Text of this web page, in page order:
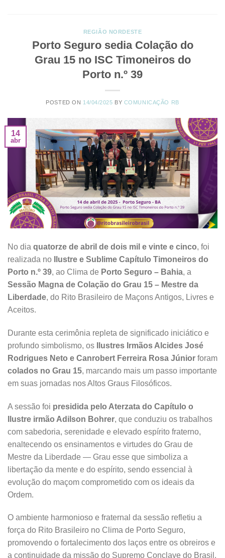
REGIÃO NORDESTE
Porto Seguro sedia Colação do
Grau 15 no ISC Timoneiros do
Porto n.º 39
POSTED ON 14/04/2025 BY COMUNICAÇÃO RB
14
abr
No dia quatorze de abril de dois mil e vinte e cinco, foi
realizada no
Ilustre e Sublime Capítulo Timoneiros do
Porto n.º 39, ao Clima de Porto Seguro – Bahia, a
Sessão Magna de Colação do Grau 15 – Mestre da
Liberdade, do Rito Brasileiro de Maçons Antigos, Livres e
Aceitos.
Durante esta cerimônia repleta de significado iniciático e
profundo simbolismo, os
Ilustres Irmãos Alcides José
Rodrigues Neto e Canrobert Ferreira Rosa Júnior foram
colados no Grau 15, marcando mais um passo importante
em suas jornadas nos Altos Graus Filosóficos.
A sessão foi presidida pelo Aterzata do Capítulo o
Ilustre irmão Adilson Bohrer, que conduziu os trabalhos
com sabedoria, serenidade e elevado espírito fraterno,
enaltecendo os ensinamentos e virtudes do Grau de
Mestre da Liberdade — Grau esse que simboliza a
libertação da mente e do espírito, sendo essencial à
evolução do maçom comprometido com os ideais da
Ordem.
O ambiente harmonioso e fraternal da sessão refletiu a
força do Rito Brasileiro no Clima de Porto Seguro,
promovendo o fortalecimento dos laços entre os obreiros e
a continuidade da missão do Supremo Conclave do Brasil.